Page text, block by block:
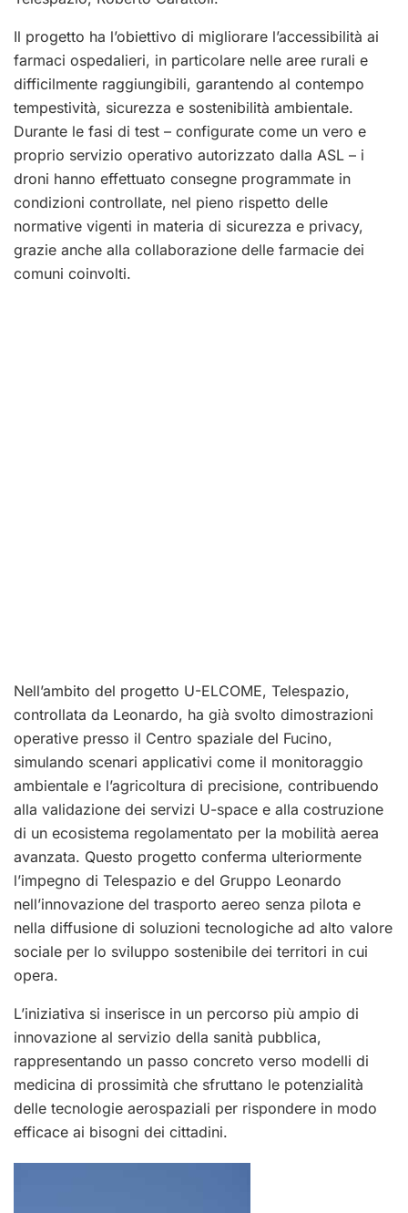
Il progetto ha l’obiettivo di migliorare l’accessibilità ai
farmaci ospedalieri, in particolare nelle aree rurali e
difficilmente raggiungibili, garantendo al contempo
tempestività, sicurezza e sostenibilità ambientale.
Durante le fasi di test – configurate come un vero e
proprio servizio operativo autorizzato dalla ASL – i
droni hanno effettuato consegne programmate in
condizioni controllate, nel pieno rispetto delle
normative vigenti in materia di sicurezza e privacy,
grazie anche alla collaborazione delle farmacie dei
comuni coinvolti.
Nell’ambito del progetto U-ELCOME, Telespazio,
controllata da Leonardo, ha già svolto dimostrazioni
operative presso il Centro spaziale del Fucino,
simulando scenari applicativi come il monitoraggio
ambientale e l’agricoltura di precisione, contribuendo
alla validazione dei servizi U-space e alla costruzione
di un ecosistema regolamentato per la mobilità aerea
avanzata. Questo progetto conferma ulteriormente
l’impegno di Telespazio e del Gruppo Leonardo
nell’innovazione del trasporto aereo senza pilota e
nella diffusione di soluzioni tecnologiche ad alto valore
sociale per lo sviluppo sostenibile dei territori in cui
opera.
L’iniziativa si inserisce in un percorso più ampio di
innovazione al servizio della sanità pubblica,
rappresentando un passo concreto verso modelli di
medicina di prossimità che sfruttano le potenzialità
delle tecnologie aerospaziali per rispondere in modo
efficace ai bisogni dei cittadini.